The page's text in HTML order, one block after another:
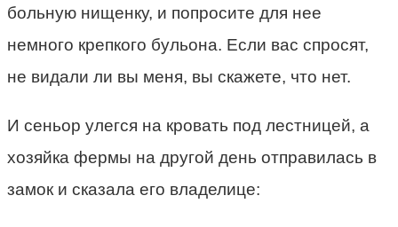
больную нищенку, и попросите для нее
немного крепкого бульона. Если вас спросят,
не видали ли вы меня, вы скажете, что нет.
И сеньор улегся на кровать под лестницей, а
хозяйка фермы на другой день отправилась в
замок и сказала его владелице: